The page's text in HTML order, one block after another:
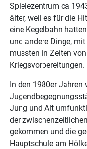
Spielezentrum ca
älter, weil es für die
eine Kegelbahn
und andere Dinge,
mussten in Zeiten
Kriegsvorbereitungen.
In den 1980er Jahren
Jung und Alt
der
gekommen und die
Hauptschule am